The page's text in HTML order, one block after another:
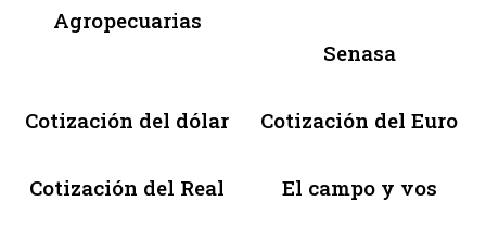
Agropecuarias
Senasa
Cotización del dólar Cotización del Euro
Cotización del Real El campo y vos